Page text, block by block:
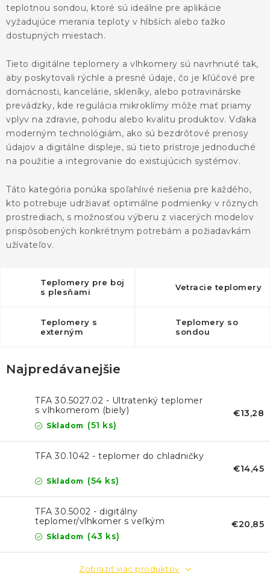
BLOG
Obchodné podmienky GDPR Slovník pojmov
teplotnou sondou, ktoré sú ideálne pre aplikácie
vyžadujúce merania teploty v hlbších alebo ťažko
dostupných miestach.
Tieto digitálne teplomery a vlhkomery sú navrhnuté tak,
aby poskytovali rýchle a presné údaje, čo je kľúčové pre
domácnosti, kancelárie, skleníky, alebo potravinárske
prevádzky, kde regulácia mikroklímy môže mať priamy
vplyv na zdravie, pohodu alebo kvalitu produktov. Vďaka
moderným technológiám, ako sú bezdrôtové prenosy
údajov a digitálne displeje, sú tieto prístroje jednoduché
na použitie a integrovanie do existujúcich systémov.
Táto kategória ponúka spoľahlivé riešenia pre každého,
kto potrebuje udržiavať optimálne podmienky v rôznych
prostrediach, s možnosťou výberu z viacerých modelov
prispôsobených konkrétnym potrebám a požiadavkám
užívateľov.
Teplomery pre boj
s plesňami
Vetracie teplomery
Teplomery s
externým
Teplomery so
sondou
Najpredávanejšie
TFA 30.5027.02 - Ultratenký teplomer
s vlhkomerom (biely)
Skladom (51 ks)
€13,28
TFA 30.1042 - teplomer do chladničky
Skladom (54 ks)
€14,45
TFA 30.5002 - digitálny
teplomer/vlhkomer s veľkým
displejom
Skladom (43 ks)
€20,85
Zobraziť viac produktov